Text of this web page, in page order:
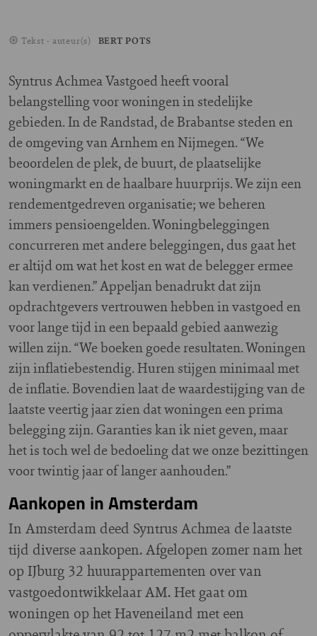
Tekst - auteur(s) BERT POTS
Syntrus Achmea Vastgoed heeft vooral
belangstelling voor woningen in stedelijke
gebieden. In de Randstad, de Brabantse steden en
de omgeving van Arnhem en Nijmegen. “We
beoordelen de plek, de buurt, de plaatselijke
woningmarkt en de haalbare huurprijs. We zijn een
rendementgedreven organisatie; we beheren
immers pensioengelden. Woningbeleggingen
concurreren met andere beleggingen, dus gaat het
er altijd om wat het kost en wat de belegger ermee
kan verdienen.” Appeljan benadrukt dat zijn
opdrachtgevers vertrouwen hebben in vastgoed en
voor lange tijd in een bepaald gebied aanwezig
willen zijn. “We boeken goede resultaten. Woningen
zijn inflatiebestendig. Huren stijgen minimaal met
de inflatie. Bovendien laat de waardestijging van de
laatste veertig jaar zien dat woningen een prima
belegging zijn. Garanties kan ik niet geven, maar
het is toch wel de bedoeling dat we onze bezittingen
voor twintig jaar of langer aanhouden.”
Aankopen in Amsterdam
In Amsterdam deed Syntrus Achmea de laatste
tijd diverse aankopen. Afgelopen zomer nam het
op IJburg 32 huurappartementen over van
vastgoedontwikkelaar AM. Het gaat om
woningen op het Haveneiland met een